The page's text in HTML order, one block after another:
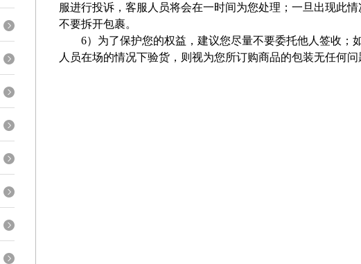
服进行投诉，客服人员将会在一时间为您处理；一旦出现此
不要拆开包裹。
6）为了保护您的权益，建议您尽量不要委托他人签收；
人员在场的情况下验货，则视为您所订购商品的包装无任何问